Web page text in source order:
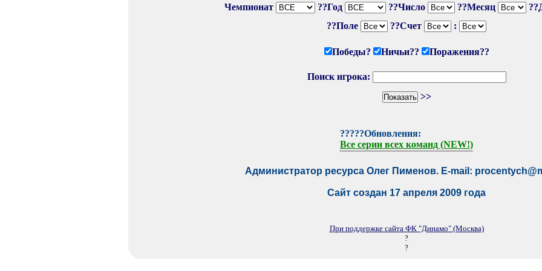
Чемпионат ??Год ??Число ??Месяц
??Поле
??Счет :
Победы? Ничьи?? Поражения??
Поиск игрока:
>>
?????Обновления:
Все серии всех команд (NEW!)
Администратор ресурса Олег Пименов. E-mail:
Сайт создан 17 апреля 2009 года
При поддержке сайта ФК "Динамо" (Москва)
?
?